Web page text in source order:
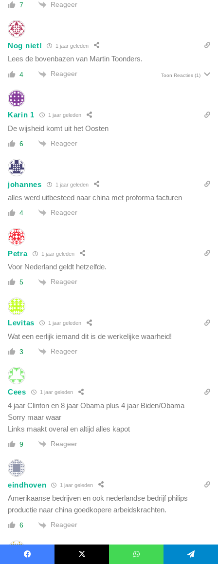
7 Reageer
Nog niet! 1 jaar geleden
Lees de bovenbazen van Martin Toonders.
4 Reageer Toon Reacties (1)
Karin 1 1 jaar geleden
De wijsheid komt uit het Oosten
6 Reageer
johannes 1 jaar geleden
alles werd uitbesteed naar china met proforma facturen
4 Reageer
Petra 1 jaar geleden
Voor Nederland geldt hetzelfde.
5 Reageer
Levitas 1 jaar geleden
Wat een eerlijk iemand dit is de werkelijke waarheid!
3 Reageer
Cees 1 jaar geleden
4 jaar Clinton en 8 jaar Obama plus 4 jaar Biden/Obama
Sorry maar waar
Links maakt overal en altijd alles kapot
9 Reageer
eindhoven 1 jaar geleden
Amerikaanse bedrijven en ook nederlandse bedrijf philips
productie naar china goedkopere arbeidskrachten.
6 Reageer